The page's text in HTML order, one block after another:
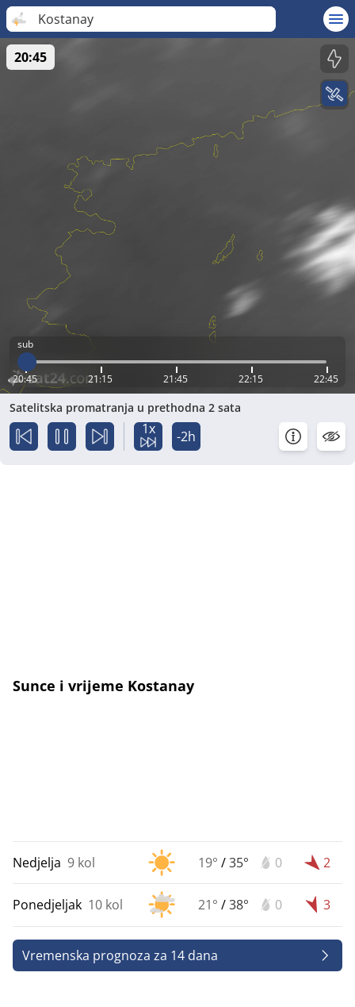
Kostanay
sub
20:45 21:15 21:45 22:15 22:45
20:45
Satelitska promatranja u prethodna 2 sata
1x -2h
Sunce i vrijeme Kostanay
Nedjelja 9 kol 19° /35° 0 2
Ponedjeljak 10 kol 21° /38° 0 3
Vremenska prognoza za 14 dana